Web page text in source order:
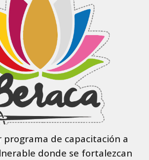
de capacitación a
donde se fortalezcan